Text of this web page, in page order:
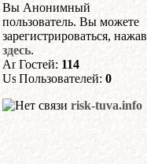
Вы Анонимный
пользователь. Вы можете
зарегистрироваться, нажав
здесь.
Гостей: 114
Пользователей: 0
risk-tuva.info